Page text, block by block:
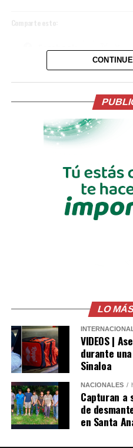
La ceremonia, incluyó una
acompañaron el inicio de
En su intervención, el
importantes anuncios en
lucha contra la corrupción,
seguridad.
La participación del
histórico acto reafirma los
cooperación entre El
voluntad de continuar
bilateral orientada al
Me gusta esto:
Comparte esto:
Me gusta esto:
LO
VIDEOS |
durante
Sinaloa
NACIONALES
Capturan a
de
en Santa